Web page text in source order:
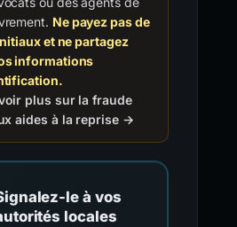
Ne payez pas de
et ne partagez
informations
plus sur la fraude
aides à la reprise →
le à vos
locales